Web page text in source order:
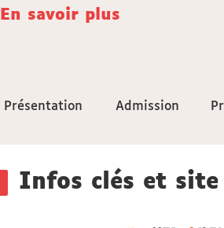
En savoir plus
Accéder
sections
Présentation
Présentation Admission
Admission
Détails
Infos clés et site